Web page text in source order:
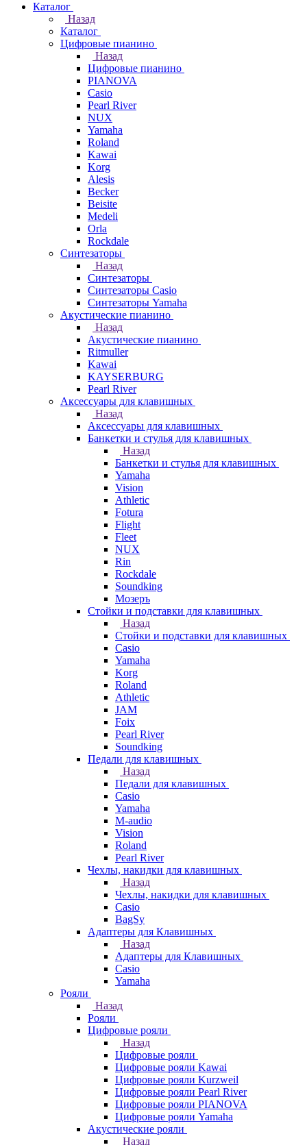
Каталог
Назад
Каталог
Цифровые пианино
Назад
Цифровые пианино
PIANOVA
Casio
Pearl River
NUX
Yamaha
Roland
Kawai
Korg
Alesis
Becker
Beisite
Medeli
Orla
Rockdale
Синтезаторы
Назад
Синтезаторы
Синтезаторы Casio
Синтезаторы Yamaha
Акустические пианино
Назад
Акустические пианино
Ritmuller
Kawai
KAYSERBURG
Pearl River
Аксессуары для клавишных
Назад
Аксессуары для клавишных
Банкетки и стулья для клавишных
Назад
Банкетки и стулья для клавишных
Yamaha
Vision
Athletic
Fotura
Flight
Fleet
NUX
Rin
Rockdale
Soundking
Мозеръ
Стойки и подставки для клавишных
Назад
Стойки и подставки для клавишных
Casio
Yamaha
Korg
Roland
Athletic
JAM
Foix
Pearl River
Soundking
Педали для клавишных
Назад
Педали для клавишных
Casio
Yamaha
M-audio
Vision
Roland
Pearl River
Чехлы, накидки для клавишных
Назад
Чехлы, накидки для клавишных
Casio
BagSy
Адаптеры для Клавишных
Назад
Адаптеры для Клавишных
Casio
Yamaha
Рояли
Назад
Рояли
Цифровые рояли
Назад
Цифровые рояли
Цифровые рояли Kawai
Цифровые рояли Kurzweil
Цифровые рояли Pearl River
Цифровые рояли PIANOVA
Цифровые рояли Yamaha
Акустические рояли
Назад